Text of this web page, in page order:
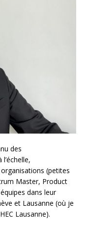
des
l’échelle,
(petites
Master, Product
dans leur
et Lausanne (où je
Lausanne).